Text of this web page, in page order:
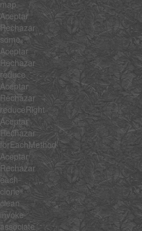
map
Aceptar
Rechazar
some
Aceptar
Rechazar
reduce
Aceptar
Rechazar
reduceRight
Aceptar
Rechazar
forEachMethod
Aceptar
Rechazar
each
clone
clean
invoke
associate